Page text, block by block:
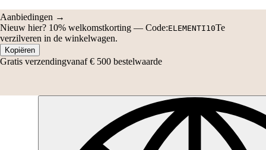
Aanbiedingen →
Nieuw hier? 10% welkomstkorting — Code:ELEMENTI10Te
verzilveren in de winkelwagen.
Kopiëren
Gratis verzendingvanaf € 500 bestelwaarde